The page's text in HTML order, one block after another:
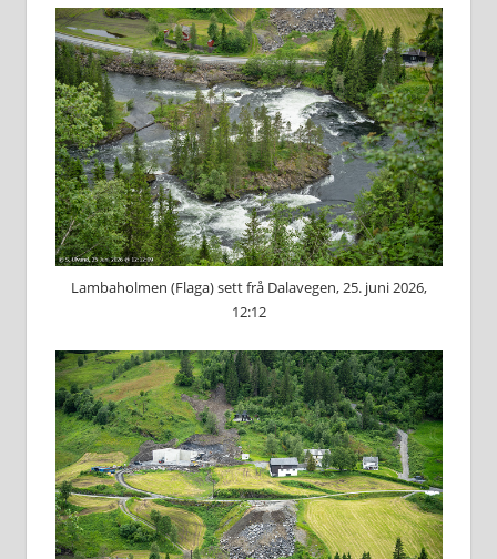
Lambaholmen (Flaga) sett frå Dalavegen, 25. juni 2026,
12:12